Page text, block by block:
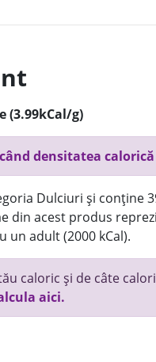
(3.99kCal/g)
densitatea
Dulciuri și conține
din acest produs
un adult (2000 kCal).
caloric și de câte
aici.